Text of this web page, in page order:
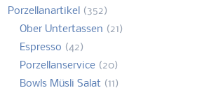
Porzellanartikel (352)
Ober Untertassen (21)
Espresso (42)
Porzellanservice (20)
Bowls Müsli Salat (11)